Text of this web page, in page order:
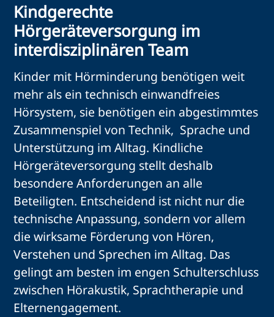
Kindgerechte
Hörgeräteversorgung im
interdisziplinären Team
Kinder mit Hörminderung benötigen weit
mehr als ein technisch einwandfreies
Hörsystem, sie benötigen ein abgestimmtes
Zusammenspiel von Technik, Sprache und
Unterstützung im Alltag. Kindliche
Hörgeräteversorgung stellt deshalb
besondere Anforderungen an alle
Beteiligten. Entscheidend ist nicht nur die
technische Anpassung, sondern vor allem
die wirksame Förderung von Hören,
Verstehen und Sprechen im Alltag. Das
gelingt am besten im engen Schulterschluss
zwischen Hörakustik, Sprachtherapie und
Elternengagement.